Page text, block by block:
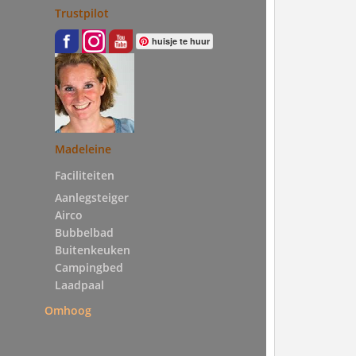
Trustpilot
huisje te huur
Madeleine
Faciliteiten
Aanlegsteiger
Airco
Bubbelbad
Buitenkeuken
Campingbed
Laadpaal
Omhoog